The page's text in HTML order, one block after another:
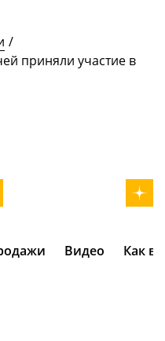
/
приняли участие в
Видео Как